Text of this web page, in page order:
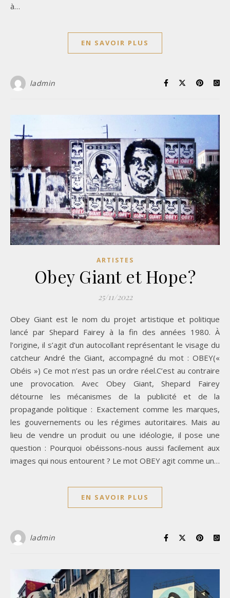
à…
EN SAVOIR PLUS
ladmin
ARTISTES
Obey Giant et Hope?
25/11/2022
Obey Giant est le nom du projet artistique et politique
lancé par Shepard Fairey à la fin des années 1980. À
l’origine, il s’agit d’un autocollant représentant le visage du
catcheur André the Giant, accompagné du mot : OBEY(«
Obéis ») Ce mot n’est pas un ordre réel.C’est au contraire
une provocation. Avec Obey Giant, Shepard Fairey
détourne les mécanismes de la publicité et de la
propagande politique : Exactement comme les marques,
les gouvernements ou les régimes autoritaires. Mais au
lieu de vendre un produit ou une idéologie, il pose une
question : Pourquoi obéissons-nous aussi facilement aux
images qui nous entourent ? Le mot OBEY agit comme un…
EN SAVOIR PLUS
ladmin